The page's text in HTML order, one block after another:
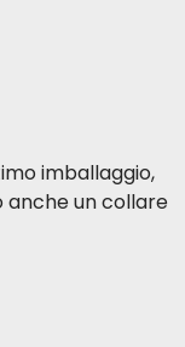
imballaggio,
un collare